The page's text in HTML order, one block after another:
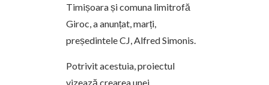
Timișoara și comuna limitrofă
Giroc, a anunțat, marți,
președintele CJ, Alfred Simonis.
Potrivit acestuia, proiectul
vizează crearea unei